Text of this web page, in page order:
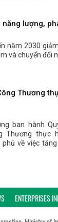
lượng,
năm 2030
và chuyển đổi
Thương
ban hành
Thương thực
về việc
ENTERPRISES